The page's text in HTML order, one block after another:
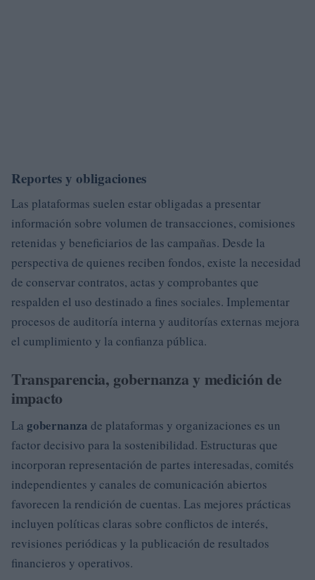
Reportes y obligaciones
Las plataformas suelen estar obligadas a presentar
información sobre volumen de transacciones, comisiones
retenidas y beneficiarios de las campañas. Desde la
perspectiva de quienes reciben fondos, existe la necesidad
de conservar contratos, actas y comprobantes que
respalden el uso destinado a fines sociales. Implementar
procesos de auditoría interna y auditorías externas mejora
el cumplimiento y la confianza pública.
Transparencia, gobernanza y medición de
impacto
La gobernanza de plataformas y organizaciones es un
factor decisivo para la sostenibilidad. Estructuras que
incorporan representación de partes interesadas, comités
independientes y canales de comunicación abiertos
favorecen la rendición de cuentas. Las mejores prácticas
incluyen políticas claras sobre conflictos de interés,
revisiones periódicas y la publicación de resultados
financieros y operativos.